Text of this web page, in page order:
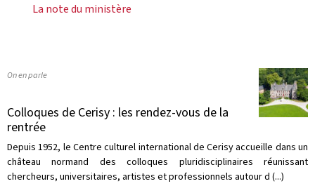
La note du ministère
On en parle
Colloques de Cerisy : les rendez-vous de la
rentrée
Depuis 1952, le Centre culturel international de Cerisy accueille dans un
château normand des colloques pluridisciplinaires réunissant
chercheurs, universitaires, artistes et professionnels autour d (...)